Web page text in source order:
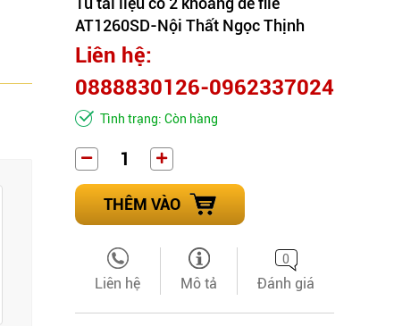
AT1260SD-Nội Thất Ngọc Thịnh
Liên hệ:
0888830126-0962337024
Tình trạng: Còn hàng
THÊM VÀO
Liên hệ Mô tả
0
Đánh giá